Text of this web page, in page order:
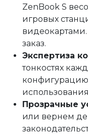
ZenBook S
игровых
заказ.
Экспертиза
тонкостях
Прозрачные
или вернем